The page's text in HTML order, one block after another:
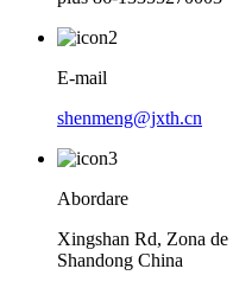
E-mail
shenmeng@jxth.cn
Abordare
Xingshan Rd, Zona
Shandong China